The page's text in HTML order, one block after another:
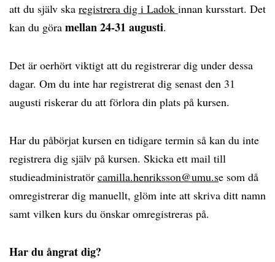
att du själv ska registrera dig i Ladok innan kursstart. Det
kan du göra mellan 24-31 augusti.
Det är oerhört viktigt att du registrerar dig under dessa
dagar. Om du inte har registrerat dig senast den 31
augusti riskerar du att förlora din plats på kursen.
Har du påbörjat kursen en tidigare termin så kan du inte
registrera dig själv på kursen. Skicka ett mail till
studieadministratör camilla.henriksson@umu.se som då
omregistrerar dig manuellt, glöm inte att skriva ditt namn
samt vilken kurs du önskar omregistreras på.
Har du ångrat dig?